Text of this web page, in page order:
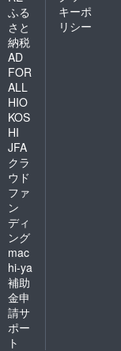
ふる
さと
納税
AD
FOR
ALL
HIO
KOS
HI
JFA
クラ
ウド
ファ
ン
ディ
ング
mac
hi-ya
補助
金申
請サ
ポー
ト
キーポ
リシー